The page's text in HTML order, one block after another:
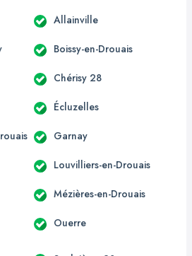
Allainville
Boissy-en-Drouais
Chérisy 28
Écluzelles
Garnay
Louvilliers-en-Drouais
Mézières-en-Drouais
Ouerre